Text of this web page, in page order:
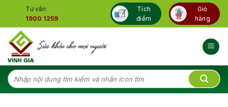
content
Tư vấn:
1900 1259
Tích
điểm
Giỏ
hàng
Tìm
kiếm: